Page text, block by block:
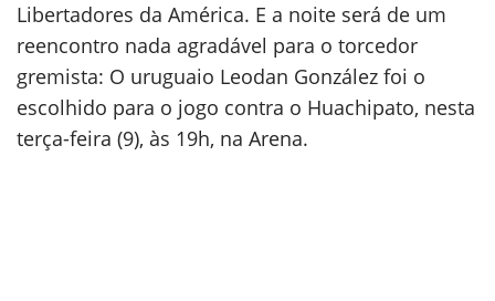
Libertadores da América. E a noite será de um
reencontro nada agradável para o torcedor
gremista: O uruguaio Leodan González foi o
escolhido para o jogo contra o Huachipato, nesta
terça-feira (9), às 19h, na Arena.